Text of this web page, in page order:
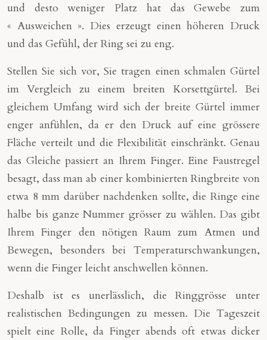
und desto weniger Platz hat das Gewebe zum
« Ausweichen ». Dies erzeugt einen höheren Druck
und das Gefühl, der Ring sei zu eng.
Stellen Sie sich vor, Sie tragen einen schmalen Gürtel
im Vergleich zu einem breiten Korsettgürtel. Bei
gleichem Umfang wird sich der breite Gürtel immer
enger anfühlen, da er den Druck auf eine grössere
Fläche verteilt und die Flexibilität einschränkt. Genau
das Gleiche passiert an Ihrem Finger. Eine Faustregel
besagt, dass man ab einer kombinierten Ringbreite von
etwa 8 mm darüber nachdenken sollte, die Ringe eine
halbe bis ganze Nummer grösser zu wählen. Das gibt
Ihrem Finger den nötigen Raum zum Atmen und
Bewegen, besonders bei Temperaturschwankungen,
wenn die Finger leicht anschwellen können.
Deshalb ist es unerlässlich, die Ringgrösse unter
realistischen Bedingungen zu messen. Die Tageszeit
spielt eine Rolle, da Finger abends oft etwas dicker